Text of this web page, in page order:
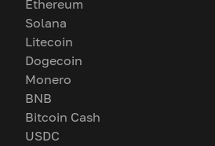
Ethereum
Solana
Litecoin
Dogecoin
Monero
BNB
Bitcoin Cash
USDC